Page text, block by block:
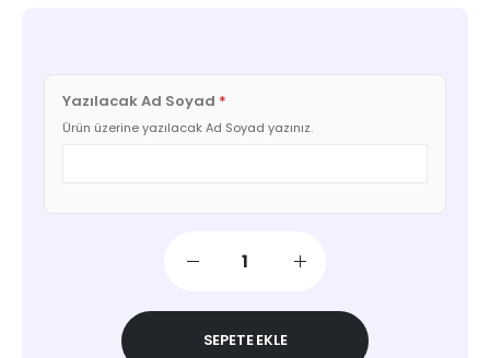
Yazılacak Ad Soyad *
Ürün üzerine yazılacak Ad Soyad yazınız.
SEPETE EKLE